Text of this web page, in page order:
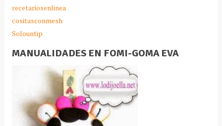
recetariosenlinea
cositasconmesh
Solountip
MANUALIDADES EN FOMI-GOMA EVA